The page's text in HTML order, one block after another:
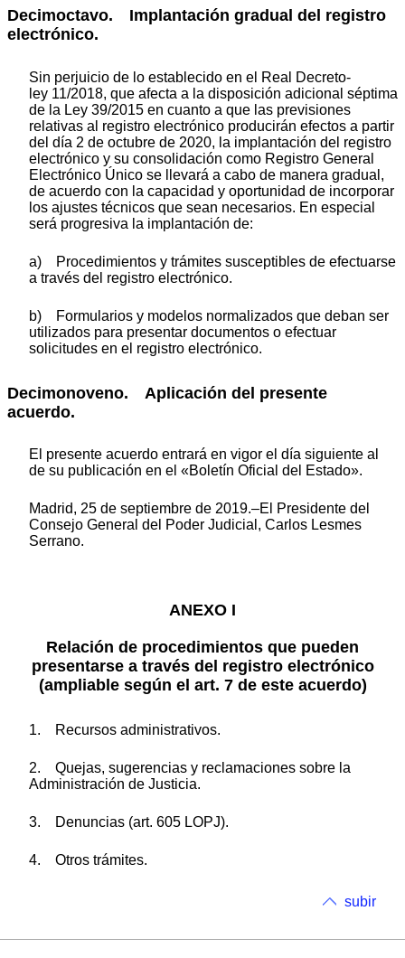
Decimoctavo. Implantación gradual del registro
electrónico.
Sin perjuicio de lo establecido en el Real Decreto-
ley 11/2018, que afecta a la disposición adicional séptima
de la Ley 39/2015 en cuanto a que las previsiones
relativas al registro electrónico producirán efectos a partir
del día 2 de octubre de 2020, la implantación del registro
electrónico y su consolidación como Registro General
Electrónico Único se llevará a cabo de manera gradual,
de acuerdo con la capacidad y oportunidad de incorporar
los ajustes técnicos que sean necesarios. En especial
será progresiva la implantación de:
a) Procedimientos y trámites susceptibles de efectuarse
a través del registro electrónico.
b) Formularios y modelos normalizados que deban ser
utilizados para presentar documentos o efectuar
solicitudes en el registro electrónico.
Decimonoveno. Aplicación del presente
acuerdo.
El presente acuerdo entrará en vigor el día siguiente al
de su publicación en el «Boletín Oficial del Estado».
Madrid, 25 de septiembre de 2019.–El Presidente del
Consejo General del Poder Judicial, Carlos Lesmes
Serrano.
ANEXO I
Relación de procedimientos que pueden
presentarse a través del registro electrónico
(ampliable según el art. 7 de este acuerdo)
1. Recursos administrativos.
2. Quejas, sugerencias y reclamaciones sobre la
Administración de Justicia.
3. Denuncias (art. 605 LOPJ).
4. Otros trámites.
subir